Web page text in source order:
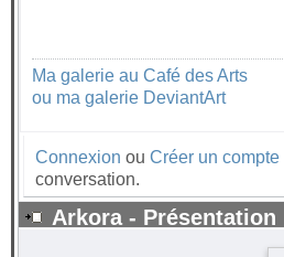
Ma galerie au Café des Arts
ou ma galerie DeviantArt
Connexion ou Créer un compte
conversation.
Arkora - Présentation